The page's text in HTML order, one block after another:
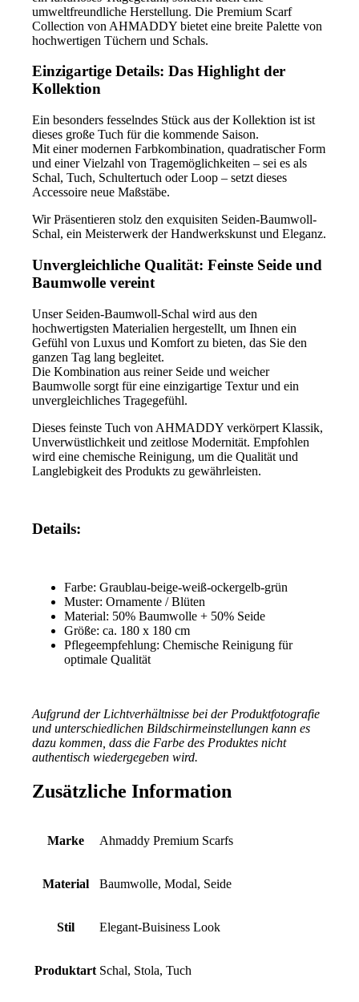
umweltfreundliche Herstellung. Die Premium Scarf
Collection von AHMADDY bietet eine breite Palette von
hochwertigen Tüchern und Schals.
Einzigartige Details: Das Highlight der
Kollektion
Ein besonders fesselndes Stück aus der Kollektion ist ist
dieses große Tuch für die kommende Saison.
Mit einer modernen Farbkombination, quadratischer Form
und einer Vielzahl von Tragemöglichkeiten – sei es als
Schal, Tuch, Schultertuch oder Loop – setzt dieses
Accessoire neue Maßstäbe.
Wir Präsentieren stolz den exquisiten Seiden-Baumwoll-
Schal, ein Meisterwerk der Handwerkskunst und Eleganz.
Unvergleichliche Qualität: Feinste Seide und
Baumwolle vereint
Unser Seiden-Baumwoll-Schal wird aus den
hochwertigsten Materialien hergestellt, um Ihnen ein
Gefühl von Luxus und Komfort zu bieten, das Sie den
ganzen Tag lang begleitet.
Die Kombination aus reiner Seide und weicher
Baumwolle sorgt für eine einzigartige Textur und ein
unvergleichliches Tragegefühl.
Dieses feinste Tuch von AHMADDY verkörpert Klassik,
Unverwüstlichkeit und zeitlose Modernität. Empfohlen
wird eine chemische Reinigung, um die Qualität und
Langlebigkeit des Produkts zu gewährleisten.
Details:
Farbe: Graublau-beige-weiß-ockergelb-grün
Muster: Ornamente / Blüten
Material: 50% Baumwolle + 50% Seide
Größe: ca. 180 x 180 cm
Pflegeempfehlung: Chemische Reinigung für
optimale Qualität
Aufgrund der Lichtverhältnisse bei der Produktfotografie
und unterschiedlichen Bildschirmeinstellungen kann es
dazu kommen, dass die Farbe des Produktes nicht
authentisch wiedergegeben wird.
Zusätzliche Information
Marke Ahmaddy Premium Scarfs
Material Baumwolle, Modal, Seide
Stil Elegant-Buisiness Look
Produktart Schal, Stola, Tuch